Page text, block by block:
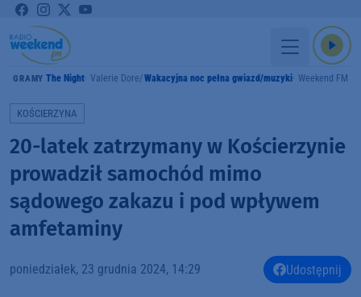
GRAMY The Night Valerie Dore Wakacyjna noc pełna gwiazd/muzyki Weekend FM
KOŚCIERZYNA
20-latek zatrzymany w Kościerzynie
prowadził samochód mimo
sądowego zakazu i pod wpływem
amfetaminy
poniedziałek, 23 grudnia 2024, 14:29 Udostępnij